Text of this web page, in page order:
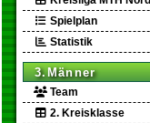
Spielplan
Statistik
3.Männer
Team
2. Kreisklasse